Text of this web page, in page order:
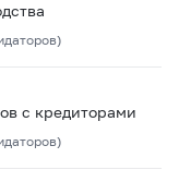
с кредиторами